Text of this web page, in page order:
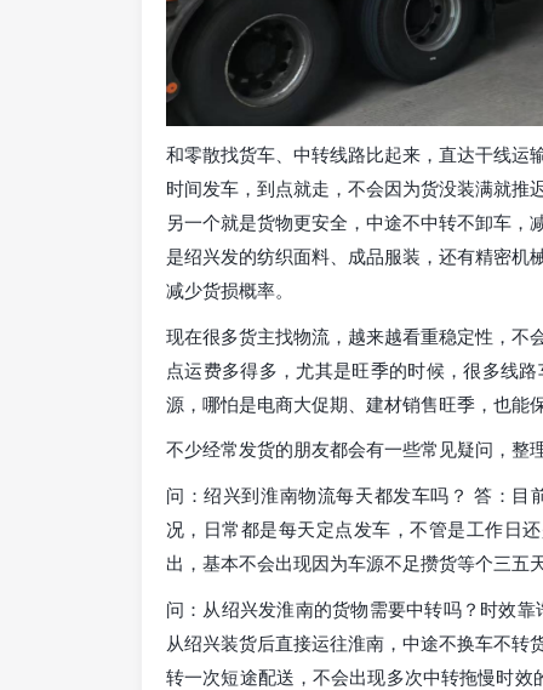
和零散找货车、中转线路比起来，直达干线运
时间发车，到点就走，不会因为货没装满就
另一个就是货物更安全，中途不中转不卸车
是绍兴发的纺织面料、成品服装，还有精密
减少货损概率。
现在很多货主找物流，越来越看重稳定性，不
点运费多得多，尤其是旺季的时候，很多线
源，哪怕是电商大促期、建材销售旺季，也能
不少经常发货的朋友都会有一些常见疑问，整
问：绍兴到淮南物流每天都发车吗？ 答：
况，日常都是每天定点发车，不管是工作日
出，基本不会出现因为车源不足攒货等个三五
问：从绍兴发淮南的货物需要中转吗？时效
从绍兴装货后直接运往淮南，中途不换车不
转一次短途配送，不会出现多次中转拖慢时